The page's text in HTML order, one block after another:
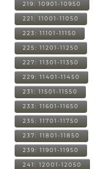
219: 10901-10950
221: 11001-11050
223: 11101-11150
225: 11201-11250
227: 11301-11350
229: 11401-11450
231: 11501-11550
233: 11601-11650
235: 11701-11750
237: 11801-11850
239: 11901-11950
241: 12001-12050